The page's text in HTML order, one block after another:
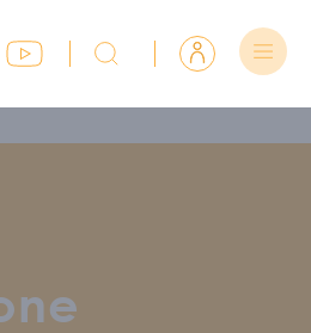
du CJFCB
Lien YouTube du CJFCBRechercher sur CJFCBSe connecter